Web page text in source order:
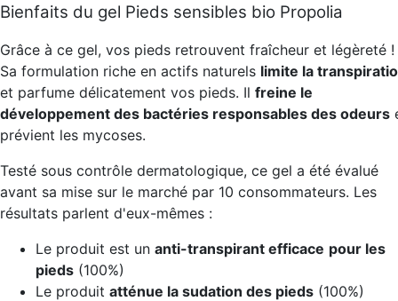
Bienfaits du gel Pieds sensibles bio Propolia
Grâce à ce gel, vos pieds retrouvent fraîcheur et légèreté !
Sa formulation riche en actifs naturels limite la
et parfume délicatement vos pieds. Il freine le
développement des bactéries responsables des odeurs
prévient les mycoses.
Testé sous contrôle dermatologique, ce gel a été évalué
avant sa mise sur le marché par 10 consommateurs. Les
résultats parlent d'eux-mêmes :
Le produit est un anti-transpirant efficace pour les
pieds (100%)
Le produit atténue la sudation des pieds (100%)